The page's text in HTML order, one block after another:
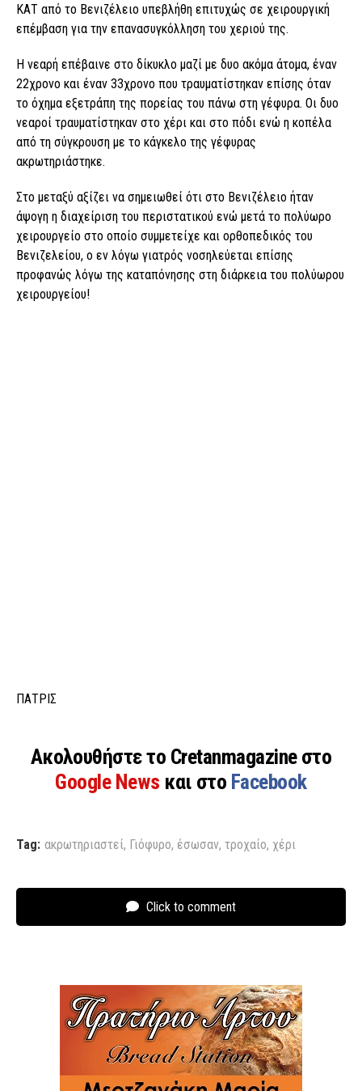
ΚΑΤ από το Βενιζέλειο υπεβλήθη επιτυχώς σε χειρουργική
επέμβαση για την επανασυγκόλληση του χεριού της.
Η νεαρή επέβαινε στο δίκυκλο μαζί με δυο ακόμα άτομα, έναν
22χρονο και έναν 33χρονο που τραυματίστηκαν επίσης όταν
το όχημα εξετράπη της πορείας του πάνω στη γέφυρα. Οι δυο
νεαροί τραυματίστηκαν στο χέρι και στο πόδι ενώ η κοπέλα
από τη σύγκρουση με το κάγκελο της γέφυρας
ακρωτηριάστηκε.
Στο μεταξύ αξίζει να σημειωθεί ότι στο Βενιζέλειο ήταν
άψογη η διαχείριση του περιστατικού ενώ μετά το πολύωρο
χειρουργείο στο οποίο συμμετείχε και ορθοπεδικός του
Βενιζελείου, ο εν λόγω γιατρός νοσηλεύεται επίσης
προφανώς λόγω της καταπόνησης στη διάρκεια του πολύωρου
χειρουργείου!
ΠΑΤΡΙΣ
Ακολουθήστε το Cretanmagazine στο
Google News και στο Facebook
Tag: ακρωτηριαστεί, Γιόφυρο, έσωσαν, τροχαίο, χέρι
Click to comment